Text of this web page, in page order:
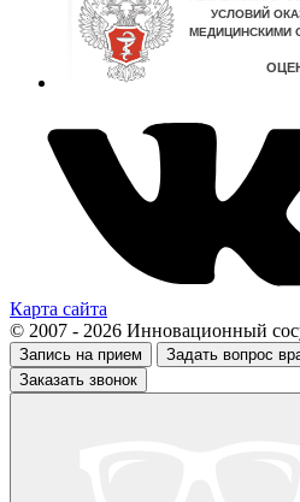
Карта сайта
© 2007 - 2026 Инновационный
Запись на прием Задать вопрос
Заказать звонок